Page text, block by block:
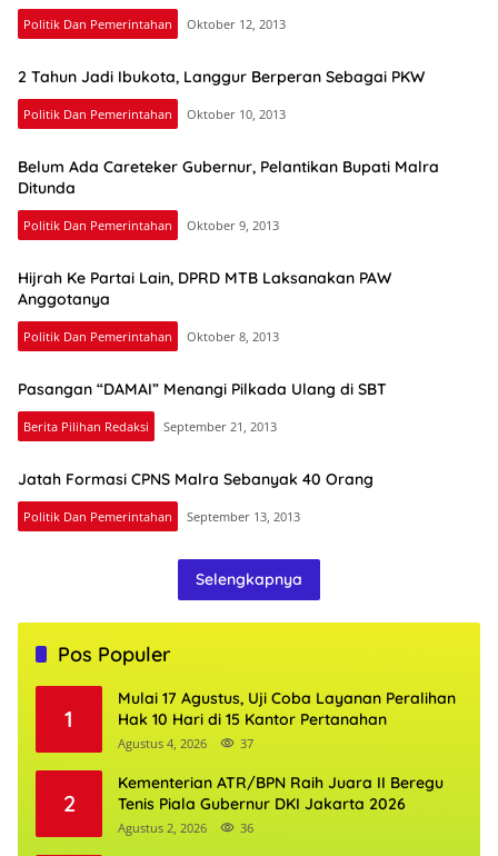
Politik Dan Pemerintahan Oktober 12, 2013
2 Tahun Jadi Ibukota, Langgur Berperan Sebagai PKW
Politik Dan Pemerintahan Oktober 10, 2013
Belum Ada Careteker Gubernur, Pelantikan Bupati Malra
Ditunda
Politik Dan Pemerintahan Oktober 9, 2013
Hijrah Ke Partai Lain, DPRD MTB Laksanakan PAW
Anggotanya
Politik Dan Pemerintahan Oktober 8, 2013
Pasangan “DAMAI” Menangi Pilkada Ulang di SBT
Berita Pilihan Redaksi September 21, 2013
Jatah Formasi CPNS Malra Sebanyak 40 Orang
Politik Dan Pemerintahan September 13, 2013
Selengkapnya
Pos Populer
1
Mulai 17 Agustus, Uji Coba Layanan Peralihan
Hak 10 Hari di 15 Kantor Pertanahan
Agustus 4, 2026 37
2
Kementerian ATR/BPN Raih Juara II Beregu
Tenis Piala Gubernur DKI Jakarta 2026
Agustus 2, 2026 36